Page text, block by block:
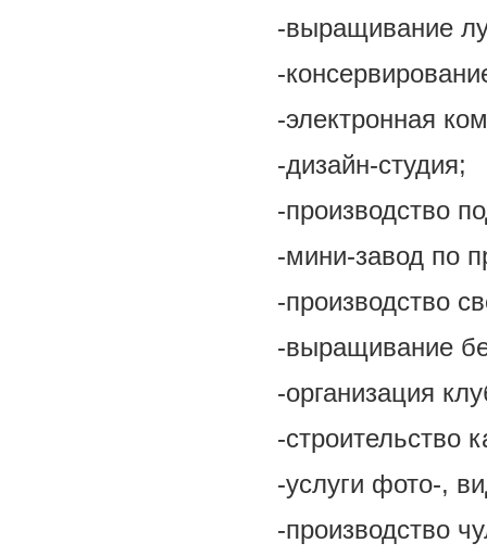
-выращивание
-
-электронная
-дизайн-студия;
-производство
-мини-завод по
-производство
-выращивание
-организация
-строительство
-услуги фото-,
-производство